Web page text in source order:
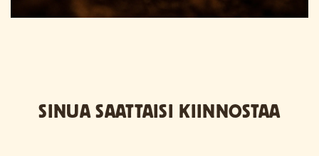
SINUA SAATTAISI KIINNOSTAA